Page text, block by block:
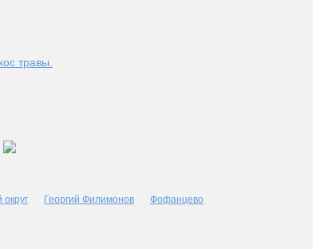
травы.
округ Георгий Филимонов Фофанцево